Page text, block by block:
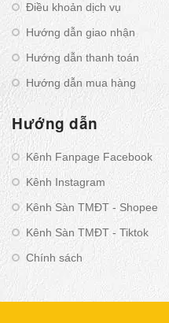
Điều khoản dịch vụ
Hướng dẫn giao nhận
Hướng dẫn thanh toán
Hướng dẫn mua hàng
Hướng dẫn
Kênh Fanpage Facebook
Kênh Instagram
Kênh Sàn TMĐT - Shopee
Kênh Sàn TMĐT - Tiktok
Chính sách